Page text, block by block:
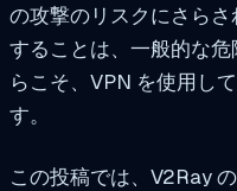
の攻撃のリスクにさら
することは、一般的な
らこそ、VPN を使用し
す。
この投稿では、V2Ray